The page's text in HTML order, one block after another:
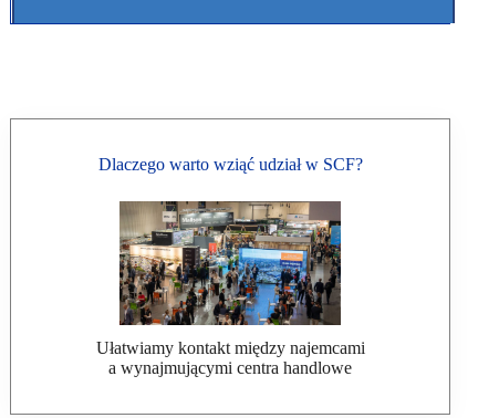
Dlaczego warto wziąć udział w SCF?
Ułatwiamy kontakt między najemcami
a wynajmującymi centra handlowe